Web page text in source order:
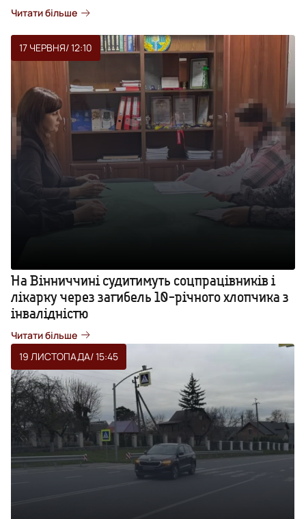
Читати більше
17 ЧЕРВНЯ/ 12:10
На Вінниччині судитимуть соцпрацівників і
лікарку через загибель 10-річного хлопчика з
інвалідністю
Читати більше
19 ЛИСТОПАДА/ 15:45